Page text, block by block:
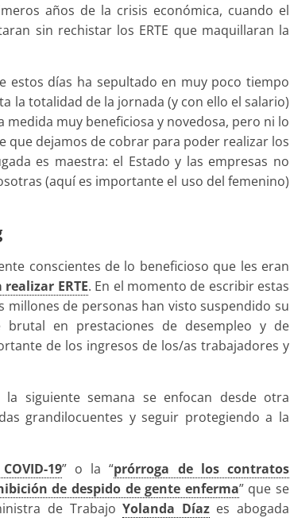
años de la crisis económica, cuando el
sin rechistar los ERTE que maquillaran la
estos días ha sepultado en muy poco tiempo
la totalidad de la jornada (y con ello el salario)
muy beneficiosa y novedosa, pero ni lo
que dejamos de cobrar para poder realizar los
es maestra: el Estado y las empresas no
(aquí es importante el uso del femenino)
conscientes de lo beneficioso que les eran
ERTE. En el momento de escribir estas
millones de personas han visto suspendido su
en prestaciones de desempleo y de
de los ingresos de los/as trabajadores y
siguiente semana se enfocan desde otra
grandilocuentes y seguir protegiendo a la
19” o la “prórroga de los contratos
de despido de gente enferma” que se
de TrabajoYolanda Díazes abogada